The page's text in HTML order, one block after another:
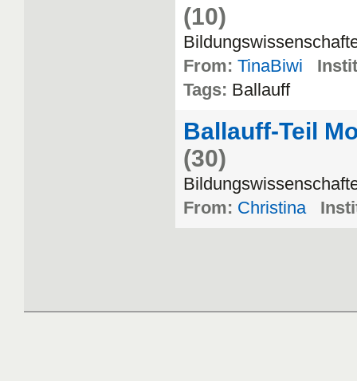
(10)
From: TinaBiwi
Tags: Ballauff
Ballauff-Teil
(30)
From: Christina